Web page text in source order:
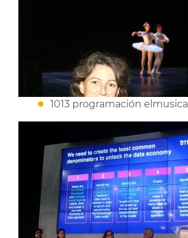
1013 programación elmusical